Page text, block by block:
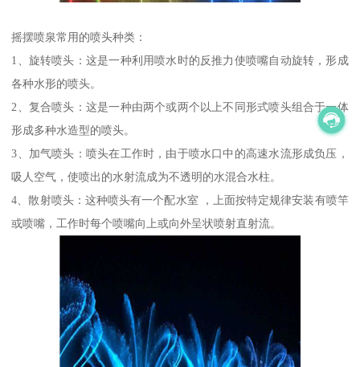
摇摆喷泉常用的喷头种类：
1、旋转喷头：这是一种利用喷水时的反推力使喷嘴自动旋转，形成
各种水形的喷头。
2、复合喷头：这是一种由两个或两个以上不同形式喷头组合于一体
形成多种水造型的喷头。
3、加气喷头：喷头在工作时，由于喷水口中的高速水流形成负压，
吸人空气，使喷出的水射流成为不透明的水混合水柱。
4、散射喷头：这种喷头有一个配水室 ，上面按特定规律安装有喷竿
或喷嘴，工作时每个喷嘴向上或向外呈状喷射直射流。